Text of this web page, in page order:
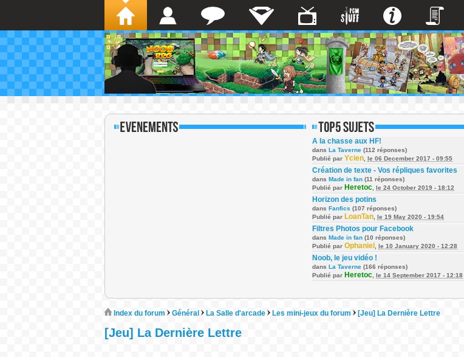
A la chasse aux HF!
dans La Taverne (112 réponses)
Publié par Ycien le 06 December 2017 - 09:55
Création de texte - Vos répliques favorites
dans Made in fan (11 réponses)
Publié par Heretoc le 24 October 2019 - 18:12
Horizon des potins
dans Fanfics (107 réponses)
Publié par LoanTan le 19 May 2020 - 19:54
Filtres Photos pour Facebook
dans Made in fan (10 réponses)
Publié par Ophaniel le 10 January 2020 - 12:28
Noob, le jeu vidéo !
dans La Taverne (166 réponses)
Publié par Heretoc le 14 September 2017 - 12:18
Index du forum Général La Salle d'arcade Les mini-jeux du forum [Jeu] La Dernière Lettre
[Jeu] La Dernière Lettre